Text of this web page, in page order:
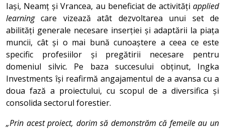
Iași, Neamț și Vrancea, au beneficiat de activități applied
learningcare vizează atât dezvoltarea unui set de
abilități generale necesare inserției și adaptării la piața
muncii, cât și o mai bună cunoaștere a ceea ce este
specific profesiilor și pregătirii necesare pentru
domeniul silvic. Pe baza succesului obținut, Ingka
Investments își reafirmă angajamentul de a avansa cu a
doua fază a proiectului, cu scopul de a diversifica și
consolida sectorul forestier.
„Prin acest proiect, dorim să demonstrăm că femeile au un